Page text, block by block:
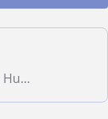
Almería (Ciudad), Benahadux, Enix, Huércal de Almería